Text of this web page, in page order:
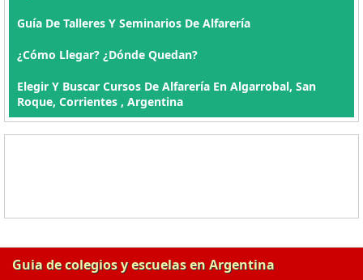
Guía De Talleres Y Seminarios De Alfarería
¿Cómo Llegar? ¿Dónde Quedan?
Elegir Y Buscar Cursos De Alfarería En Algarrobal, San
Roque, Corrientes , Argentina
Guia de colegios y escuelas en Argentina